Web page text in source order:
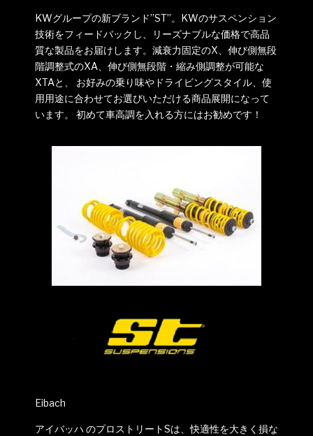
KWグループの新ブランド”ST”。KWのサスペンション
技術をフィードバックし、リーズナブルな価格で高品
質な製品をお届けします。減衰力固定のX、伸び側無段
階調整式のXA、伸び側無段階・縮み側調整が可能な
XTAと、 お好みの乗り味やドライビングスタイル、使
用用途に合わせてお選びいただける商品展開になって
います。 初めて車高調を入れる方にはお勧めです！
Eibach
アイバッハ のプロストリートSは、快適性を大きく損な